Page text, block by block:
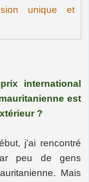
unique et
international
est
?
j’ai rencontré
peu de gens
Mais